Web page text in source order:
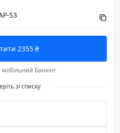
S3
2355 ₴
мобільний банкінг
зі списку